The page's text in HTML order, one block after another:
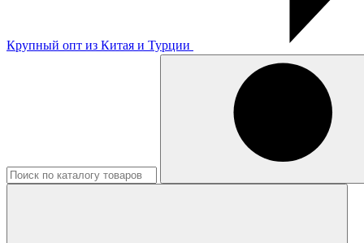
Крупный опт из Китая и Турции